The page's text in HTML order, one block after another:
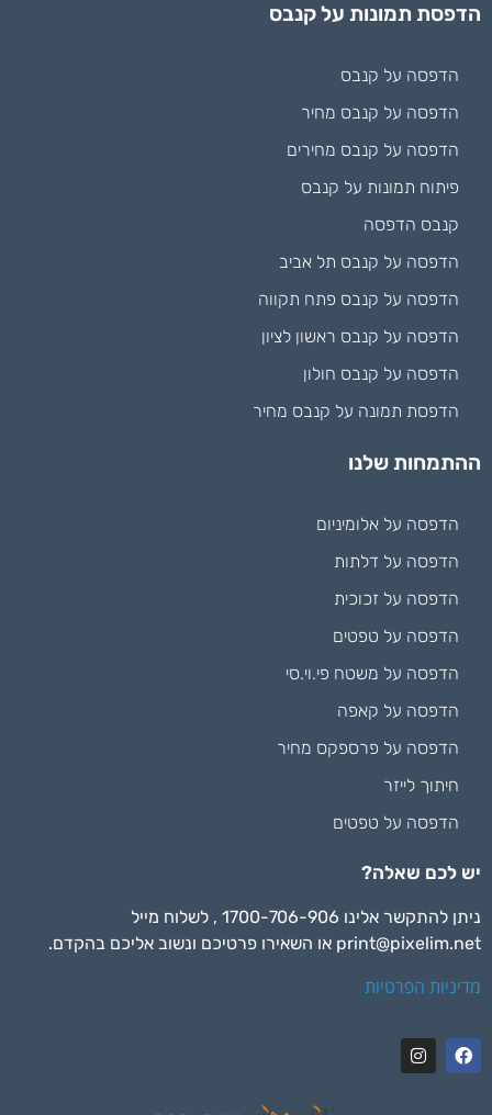
הדפסת תמונות על קנבס
הדפסה על קנבס
הדפסה על קנבס מחיר
הדפסה על קנבס מחירים
פיתוח תמונות על קנבס
קנבס הדפסה
הדפסה על קנבס תל אביב
הדפסה על קנבס פתח תקווה
הדפסה על קנבס ראשון לציון
הדפסה על קנבס חולון
הדפסת תמונה על קנבס מחיר
ההתמחות שלנו
הדפסה על אלומיניום
הדפסה על דלתות
הדפסה על זכוכית
הדפסה על טפטים
הדפסה על משטח פי.וי.סי
הדפסה על קאפה
הדפסה על פרספקס מחיר
חיתוך לייזר
הדפסה על טפטים
יש לכם שאלה?
ניתן להתקשר אלינו 1700-706-906 , לשלוח מייל
print@pixelim.net או השאירו פרטיכם ונשוב אליכם בהקדם.
מדיניות הפרטיות